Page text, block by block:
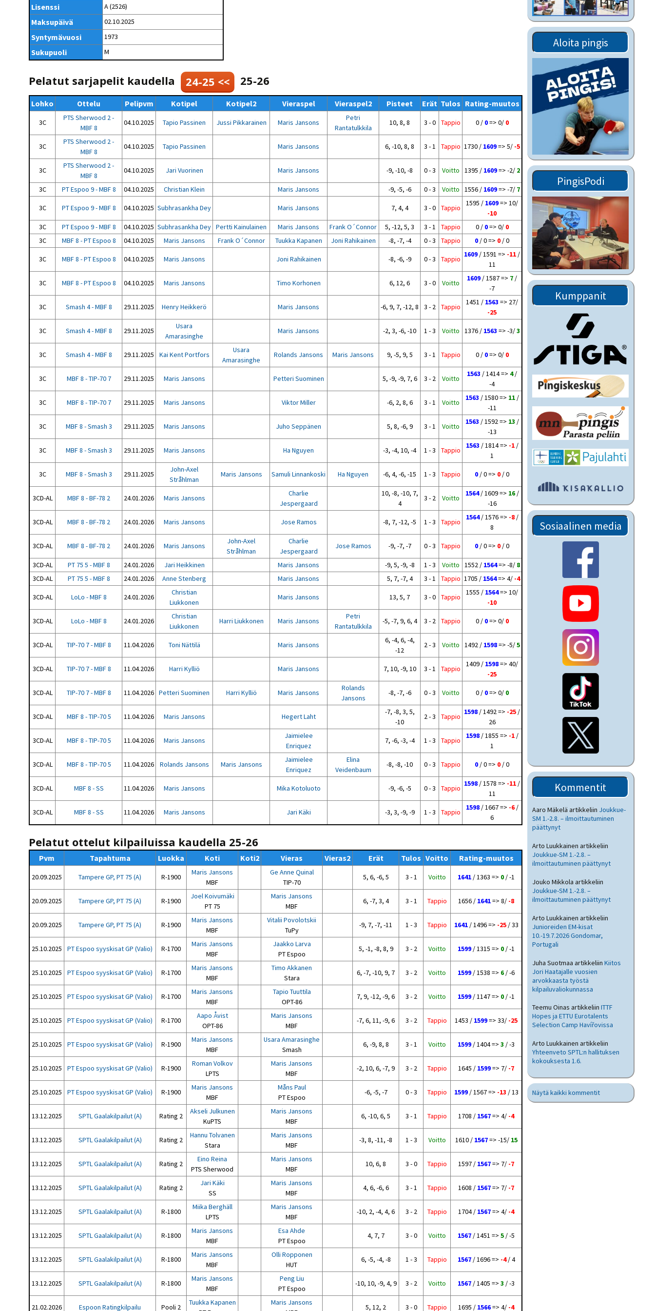
Valiokunnat
Strategia 2025-2030
Vastuullisuus
Ilmoita epäasiallisesta
käytöksestä
Hallintosääntö
NETU in English
ohjeet
Rating-artikkelit
Rating-manuaali
Julkaistut Rating-listat
Päivärating
6-divisioona
Sarjatiedotteet
Pelipaikat ja
joukkueiden
yhteyshenkilöt
Seurasiirrot
Kisajärjestäjien
Maahanmuuttajien
kotouttaminen ja
sukupuolten tasa-arvo
pöytätenniksessä
kattavan osallisuuden
kautta
Lisenssi A (2526)
Maksupäivä 02.10.2025
Syntymävuosi 1973
Sukupuoli M
Pelatut sarjapelit kaudella 24-25 << 25-26
Lohko Ottelu Pelipvm Kotipel Kotipel2 Vieraspel Vieraspel2 Pisteet Erät Tulos Rating-muutos
3C
PTS Sherwood 2 -
MBF 8
04.10.2025 Tapio Passinen Jussi Pikkarainen Maris Jansons
Petri
Rantatulkkila
10, 8, 8 3 - 0 Tappio 0 / 0=> 0/ 0
3C
PTS Sherwood 2 -
MBF 8
04.10.2025 Tapio Passinen Maris Jansons 6, -10, 8, 8 3 - 1 Tappio 1730 / 1609=> 5/ -5
3C
PTS Sherwood 2 -
MBF 8
04.10.2025 Jari Vuorinen Maris Jansons -9, -10, -8 0 - 3 Voitto 1395 / 1609=> -2/ 2
3C PT Espoo 9 - MBF 8 04.10.2025 Christian Klein Maris Jansons -9, -5, -6 0 - 3 Voitto 1556 / 1609=> -7/ 7
3C PT Espoo 9 - MBF 8 04.10.2025 Subhrasankha Dey Maris Jansons 7, 4, 4 3 - 0 Tappio
1595 / 1609=> 10/
-10
3C
PT Espoo 9 - MBF 8 04.10.2025 Subhrasankha Dey Pertti Kainulainen Maris Jansons Frank O´Connor 5, -12, 5, 3 3 - 1 Tappio 0 / 0=> 0/ 0
3C
MBF 8 - PT Espoo 8 04.10.2025 Maris Jansons Frank O´Connor Tuukka Kapanen Joni Rahikainen -8, -7, -4 0 - 3 Tappio 0 / 0 => 0 / 0
3C MBF 8 - PT Espoo 8 04.10.2025 Maris Jansons Joni Rahikainen -8, -6, -9 0 - 3 Tappio
1609 / 1591 => -11 /
11
3C MBF 8 - PT Espoo 8 04.10.2025 Maris Jansons Timo Korhonen 6, 12, 6 3 - 0 Voitto
1609 / 1587 => 7 /
-7
3C Smash 4 - MBF 8 29.11.2025 Henry Heikkerö Maris Jansons -6, 9, 7, -12, 8 3 - 2 Tappio
1451 / 1563 => 27/
-25
3C Smash 4 - MBF 8 29.11.2025
Usara
Amarasinghe
Maris Jansons -2, 3, -6, -10 1 - 3 Voitto 1376 / 1563 => -3/3
3C Smash 4 - MBF 8 29.11.2025 Kai Kent Portfors
Usara
Amarasinghe
Rolands Jansons Maris Jansons 9, -5, 9, 5 3 - 1 Tappio 0 / 0=> 0/ 0
3C MBF 8 - TIP-70 7 29.11.2025 Maris Jansons Petteri Suominen 5, -9, -9, 7, 6 3 - 2 Voitto
1563 / 1414 => 4/
-4
3C MBF 8 - TIP-70 7 29.11.2025 Maris Jansons Viktor Miller -6, 2, 8, 6 3 - 1 Voitto
1563 / 1580 => 11/
-11
3C MBF 8 - Smash 3 29.11.2025 Maris Jansons Juho Seppänen 5, 8, -6, 9 3 - 1 Voitto
1563 / 1592 => 13 /
-13
3C MBF 8 - Smash 3 29.11.2025 Maris Jansons Ha Nguyen -3, -4, 10, -4 1 - 3 Tappio
1563 / 1814 => -1/
1
3C MBF 8 - Smash 3 29.11.2025
John-Axel
Stråhlman
Maris Jansons Samuli Linnankoski Ha Nguyen -6, 4, -6, -15 1 - 3 Tappio 0 / 0 => 0 / 0
3CD-AL MBF 8 - BF-78 2 24.01.2026 Maris Jansons
Charlie
Jespergaard
10, -8, -10, 7,
4
3 - 2 Voitto
1564/ 1609 => 16/
-16
3CD-AL MBF 8 - BF-78 2 24.01.2026 Maris Jansons Jose Ramos -8, 7, -12, -5 1 - 3 Tappio
1564/ 1576 => -8/
8
3CD-AL MBF 8 - BF-78 2 24.01.2026 Maris Jansons
John-Axel
Stråhlman
Charlie
Jespergaard
Jose Ramos -9, -7, -7 0 - 3 Tappio 0 / 0 => 0 / 0
3CD-AL PT 75 5 - MBF 8 24.01.2026 Jari Heikkinen Maris Jansons -9, 5, -9, -8 1 - 3 Voitto 1552 / 1564=> -8/ 8
3CD-AL
PT 75 5 - MBF 8 24.01.2026 Anne Stenberg Maris Jansons 5, 7, -7, 4 3 - 1 Tappio 1705 / 1564=> 4/ -4
3CD-AL LoLo - MBF 8 24.01.2026
Christian
Liukkonen
Maris Jansons 13, 5, 7 3 - 0 Tappio
1555 / 1564=> 10/
-10
3CD-AL LoLo - MBF 8 24.01.2026
Christian
Liukkonen
Harri Liukkonen Maris Jansons
Petri
Rantatulkkila
-5, -7, 9, 6, 4 3 - 2 Tappio 0 / 0=> 0/ 0
3CD-AL TIP-70 7 - MBF 8 11.04.2026 Toni Nättilä Maris Jansons
6, -4, 6, -4,
-12
2 - 3 Voitto 1492 / 1598=> -5/5
3CD-AL TIP-70 7 - MBF 8 11.04.2026 Harri Kylliö Maris Jansons 7, 10, -9, 10 3 - 1 Tappio
1409 / 1598=> 40/
-25
3CD-AL TIP-70 7 - MBF 8 11.04.2026 Petteri Suominen Harri Kylliö Maris Jansons
Rolands
Jansons
-8, -7, -6 0 - 3 Voitto 0 / 0=> 0/ 0
3CD-AL MBF 8 - TIP-70 5 11.04.2026 Maris Jansons Hegert Laht
-7, -8, 3, 5,
-10
2 - 3 Tappio
1598 / 1492 => -25 /
26
3CD-AL MBF 8 - TIP-70 5 11.04.2026 Maris Jansons
Jaimielee
Enriquez
7, -6, -3, -4 1 - 3 Tappio
1598/ 1855 => -1/
1
3CD-AL MBF 8 - TIP-70 5 11.04.2026 Rolands Jansons Maris Jansons
Jaimielee
Enriquez
Elina
Veidenbaum
-8, -8, -10 0 - 3 Tappio 0 / 0 => 0 / 0
3CD-AL MBF 8 - SS 11.04.2026 Maris Jansons Mika Kotoluoto -9, -6, -5 0 - 3 Tappio
1598 / 1578 => -11 /
11
3CD-AL MBF 8 - SS 11.04.2026 Maris Jansons Jari Käki -3, 3, -9, -9 1 - 3 Tappio
1598/ 1667 => -6/
6
Pelatut ottelut kilpailuissa kaudella 25-26
Pvm Tapahtuma Luokka Koti Koti2 Vieras Vieras2 Erät Tulos Voitto Rating-muutos
20.09.2025 Tampere GP, PT 75 (A) R-1900
Maris Jansons
MBF
Ge Anne Quinal
TIP-70
5, 6, -6, 5 3 - 1 Voitto 1641 / 1363 => 0 / -1
20.09.2025 Tampere GP, PT 75 (A) R-1900
Joel Koivumäki
PT 75
Maris Jansons
MBF
6, -7, 3, 4 3 - 1 Tappio 1656 / 1641=> 8/ -8
20.09.2025 Tampere GP, PT 75 (A) R-1900
Maris Jansons
MBF
Vitalii Povolotskii
TuPy
-9, 7, -7, -11 1 - 3 Tappio 1641/ 1496 => -25/ 33
25.10.2025 PT Espoo syyskisat GP (Valio) R-1700
Maris Jansons
MBF
Jaakko Larva
PT Espoo
5, -1, -8, 8, 9 3 - 2 Voitto 1599 / 1315 => 0 / -1
25.10.2025 PT Espoo syyskisat GP (Valio) R-1700
Maris Jansons
MBF
Timo Akkanen
Stara
6, -7, -10, 9, 7 3 - 2 Voitto 1599 / 1538 => 6 / -6
25.10.2025 PT Espoo syyskisat GP (Valio) R-1700
Maris Jansons
MBF
Tapio Tuuttila
OPT-86
7, 9, -12, -9, 6 3 - 2 Voitto 1599 / 1147 => 0 / -1
25.10.2025 PT Espoo syyskisat GP (Valio) R-1700
Aapo Åvist
OPT-86
Maris Jansons
MBF
-7, 6, 11, -9, 6 3 - 2 Tappio 1453 / 1599=> 33/ -25
25.10.2025 PT Espoo syyskisat GP (Valio) R-1900
Maris Jansons
MBF
Usara Amarasinghe
Smash
6, -9, 8, 8 3 - 1 Voitto 1599 / 1404 => 3 / -3
25.10.2025 PT Espoo syyskisat GP (Valio) R-1900
Roman Volkov
LPTS
Maris Jansons
MBF
-2, 10, 6, -7, 9 3 - 2 Tappio 1645 / 1599=> 7/ -7
25.10.2025 PT Espoo syyskisat GP (Valio) R-1900
Maris Jansons
MBF
Måns Paul
PT Espoo
-6, -5, -7 0 - 3 Tappio 1599/ 1567 => -13 / 13
13.12.2025 SPTL Gaalakilpailut (A) Rating 2
Akseli Julkunen
KuPTS
Maris Jansons
MBF
6, -10, 6, 5 3 - 1 Tappio 1708 / 1567=> 4/ -4
13.12.2025 SPTL Gaalakilpailut (A) Rating 2
Hannu Tolvanen
Stara
Maris Jansons
MBF
-3, 8, -11, -8 1 - 3 Voitto 1610 / 1567=> -15/ 15
13.12.2025 SPTL Gaalakilpailut (A) Rating 2
Eino Reina
PTS Sherwood
Maris Jansons
MBF
10, 6, 8 3 - 0 Tappio 1597 / 1567=> 7/ -7
13.12.2025 SPTL Gaalakilpailut (A) Rating 2
Jari Käki
SS
Maris Jansons
MBF
4, 6, -6, 6 3 - 1 Tappio 1608 / 1567=> 7/ -7
13.12.2025 SPTL Gaalakilpailut (A) R-1800
Miika Berghäll
LPTS
Maris Jansons
MBF
-10, 2, -4, 4, 6 3 - 2 Tappio 1704 / 1567=> 4/ -4
13.12.2025 SPTL Gaalakilpailut (A) R-1800
Maris Jansons
MBF
Esa Ahde
PT Espoo
4, 7, 7 3 - 0 Voitto 1567 / 1451 => 5 / -5
13.12.2025 SPTL Gaalakilpailut (A) R-1800
Maris Jansons
MBF
Olli Ropponen
HUT
6, -5, -4, -8 1 - 3 Tappio 1567/ 1696 => -4/ 4
13.12.2025 SPTL Gaalakilpailut (A) R-1800
Maris Jansons
MBF
Peng Liu
PT Espoo
-10, 10, -9, 4, 9 3 - 2 Voitto 1567 / 1405 => 3 / -3
21.02.2026 Espoon Ratingkilpailu Pooli 2
Tuukka Kapanen
Maris Jansons
5, 12, 2 3 - 0 Tappio 1695 / 1566=> 4/ -4
Aloita pingis
PingisPodi
Kumppanit
Sosiaalinen media
Kommentit
Aaro Mäkelä artikkeliin Joukkue-
SM 1.-2.8. – ilmoittautuminen
päättynyt
Arto Luukkainen artikkeliin
Joukkue-SM 1.-2.8. –
ilmoittautuminen päättynyt
Jouko Mikkola artikkeliin
Joukkue-SM 1.-2.8. –
ilmoittautuminen päättynyt
Arto Luukkainen artikkeliin
Junioreiden EM-kisat
10.-19.7.2026 Gondomar,
Portugali
Juha Suotmaa artikkeliin Kiitos
Jori Haatajalle vuosien
arvokkaasta työstä
kilpailuvaliokunnassa
Teemu Oinas artikkeliin ITTF
Hopes ja ETTU Eurotalents
Selection Camp Havířovissa
Arto Luukkainen artikkeliin
Yhteenveto SPTL:n hallituksen
kokouksesta 1.6.
Näytä kaikki kommentit